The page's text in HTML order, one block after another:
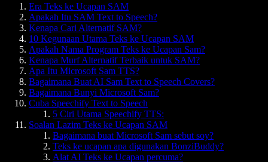
Era Teks ke Ucapan SAM
Apakah Itu SAM Text to Speech?
Kenapa Cari Alternatif SAM?
10 Kegunaan Utama Teks ke Ucapan SAM
Apakah Nama Program Teks ke Ucapan Sam?
Kenapa Murf Alternatif Terbaik untuk SAM?
Apa Itu Microsoft Sam TTS?
Bagaimana Buat AI Sam Text to Speech Covers?
Bagaimana Bunyi Microsoft Sam?
Cuba Speechify Text to Speech
5 Ciri Utama Speechify TTS:
Soalan Lazim Teks ke Ucapan SAM
Bagaimana buat Microsoft Sam sebut soy?
Teks ke ucapan apa digunakan BonziBuddy?
Alat AI Teks ke Ucapan percuma?